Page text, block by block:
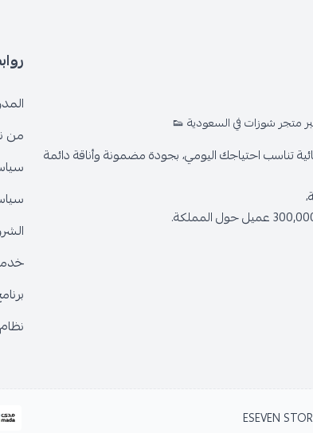
متجر شوزات في السعودية 👟
تناسب احتياجك اليومي، بجودة مضمونة وأناقة دائمة
من
ESEVEN